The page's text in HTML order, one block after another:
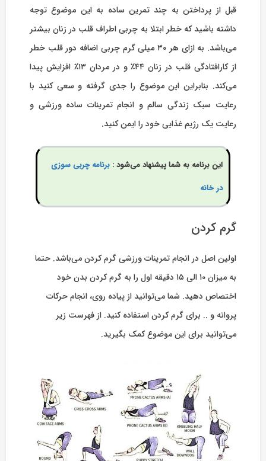
قبل از پرداختن به چند تمرین ساده به این موضوع توجه
داشته باشید که خطر ابتلا به چربی اطراف قلب در زنان بیشتر
می‌باشد. به ازای هر ۳۰ میلی گرم چربی اضافه دور قلب خطر
از کارافتادگی قلب در زنان ۴۴٪ و در مردان ۱۳٪ افزایش پیدا
می‌کند. بنابراین این موضوع را جدی گرفته و سعی کنید با
رعایت سبک زندگی سالم و انجام تمرینات ساده ورزشی و
رعایت یک رژیم غذایی خود را ایمن کنید.
این برنامه به شما پیشنهاد می‌شود : برنامه چربی سوزی
در خانه
گرم کردن
اولین اصل در انجام تمرینات ورزشی گرم کردن می‌باشد. حتما
به میزان ۱۰ الی ۱۵ دقیقه اول را به گرم کردن بدن خود
اختصاص دهید. شما می‌توانید از پیاده روی، انجام حرکات
پروانه و .. برای گرم کردن استفاده کنید. از فهرست زیر
می‌توانید برای این موضوع کمک بگیرید.